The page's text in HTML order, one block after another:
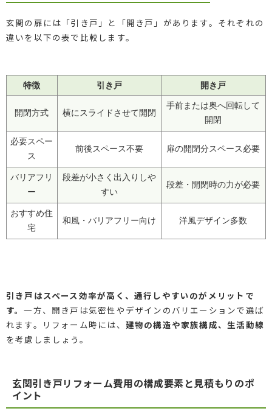
玄関の扉には「引き戸」と「開き戸」があります。それぞれの
違いを以下の表で比較します。
特徴 引き戸 開き戸
開閉方式 横にスライドさせて開閉
手前または奥へ回転して
開閉
必要スペー
ス
前後スペース不要 扉の開閉分スペース必要
バリアフリ
ー
段差が小さく出入りしや
すい
段差・開閉時の力が必要
おすすめ住
宅
和風・バリアフリー向け 洋風デザイン多数
引き戸はスペース効率が高く、通行しやすいのがメリットで
す。一方、開き戸は気密性やデザインのバリエーションで選ば
れます。リフォーム時には、 建物の構造や家族構成、生活動線
を考慮しましょう。
玄関引き戸リフォーム費用の構成要素と見積もりのポ
イント